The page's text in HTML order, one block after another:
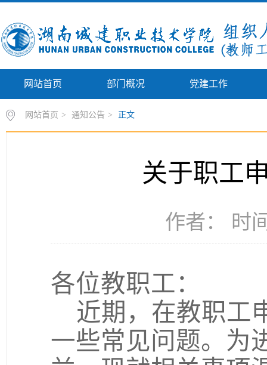
网站首页 部门概况 党建工作
网站首页 > 通知公告 > 正文
关于职工
作者： 时
各位教职工：
近期，在教职工
一些常见问题。为